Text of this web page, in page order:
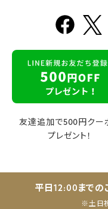
友達追加で500円クー
プレゼント！
平日12:00までの
※土日